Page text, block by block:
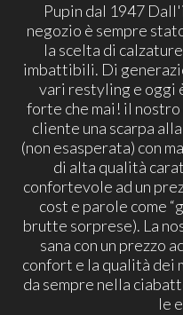
Pupin dal 1947
negozio è sempre
la scelta di
imbattibili. Di
vari restyling e oggi
forte che mai! il
cliente una scarpa
(non esasperata) con
di alta qualità
confortevole ad un
cost e parole come
brutte sorprese). La
sana con un prezzo
confort e la qualità dei
da sempre nella
le